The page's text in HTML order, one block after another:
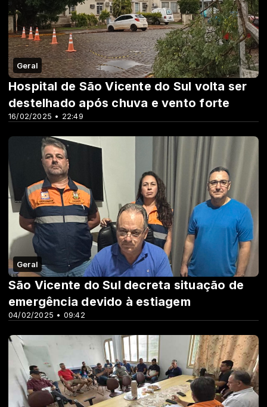
Geral
16/02/2025 • 22:49
Hospital de São Vicente do Sul volta ser
destelhado após chuva e vento forte
Geral
04/02/2025 • 09:42
São Vicente do Sul decreta situação de
emergência devido à estiagem